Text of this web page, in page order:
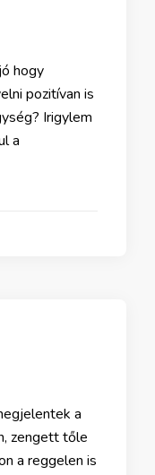
hogy
pozitívan is
Irigylem
a
a
zengett tőle
a reggelen is